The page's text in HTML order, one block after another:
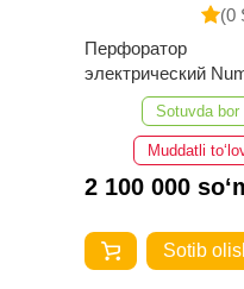
(0
Перфоратор
электрический
One EH1300/40-
Sotuvda bor
Muddatli
2 100 000
Sotib